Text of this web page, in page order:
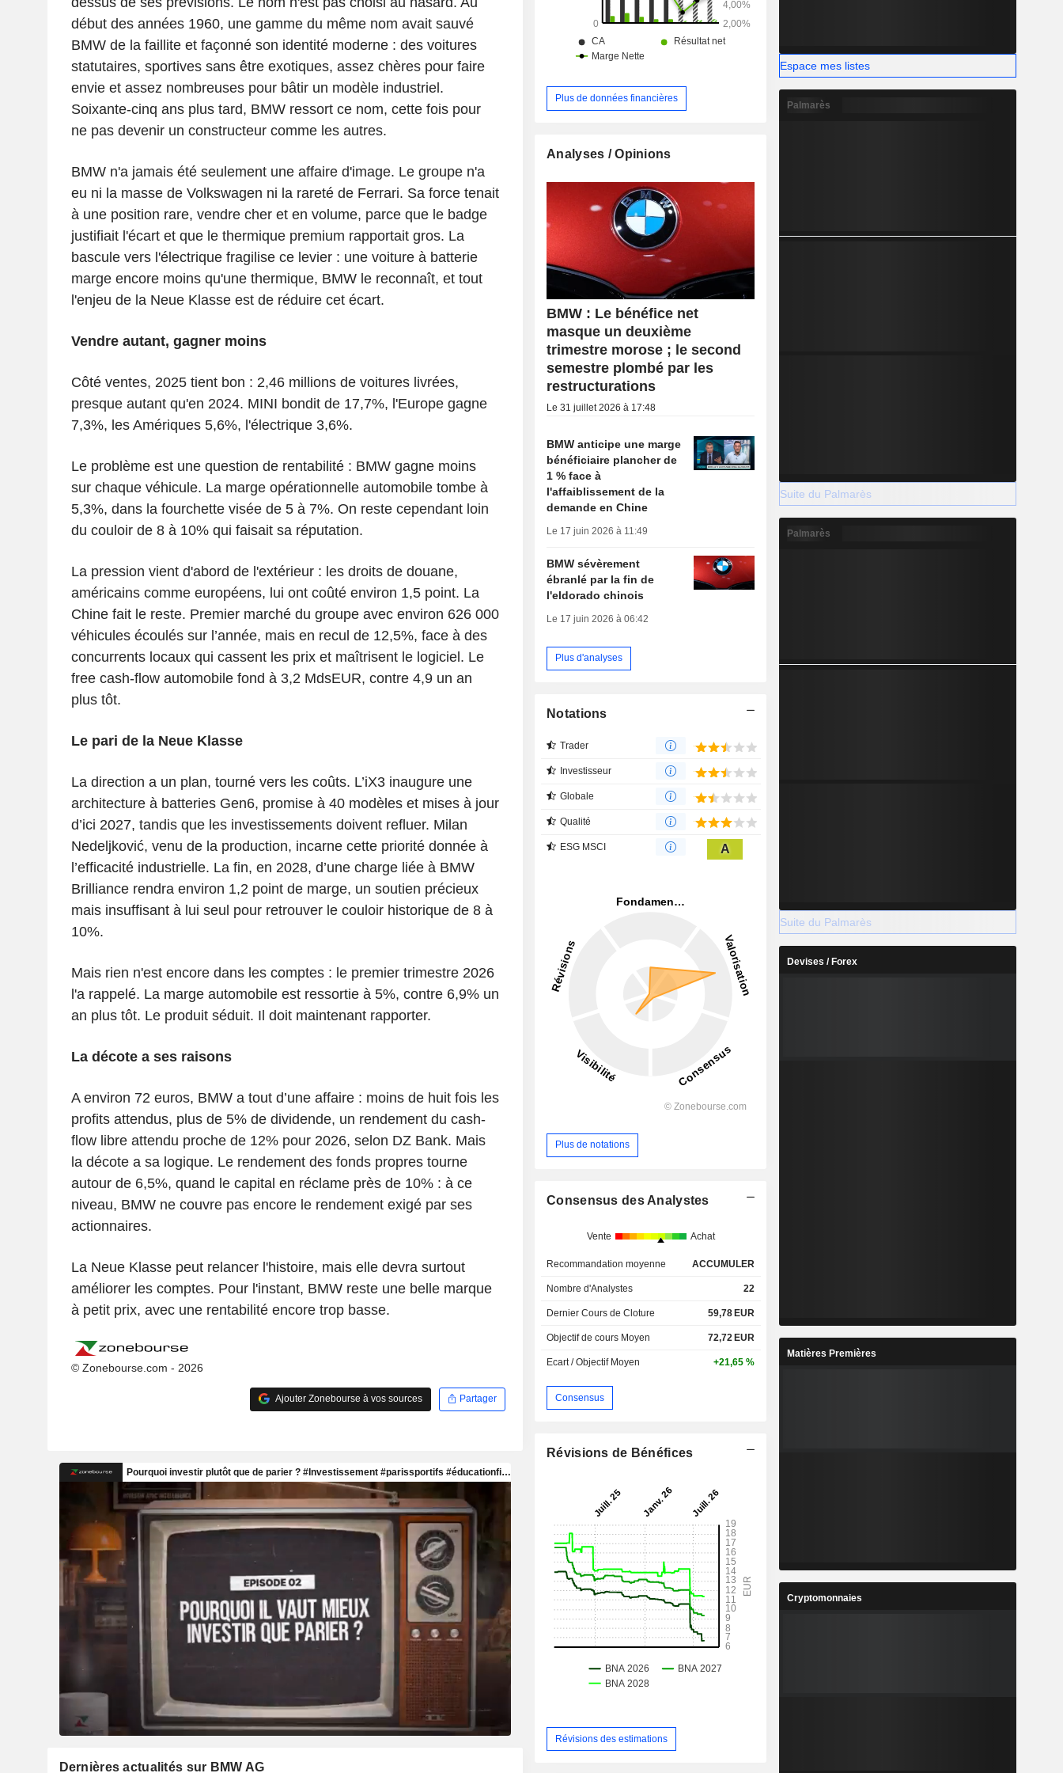
début des années 1960, une gamme du même nom avait sauvé
BMW de la faillite et façonné son identité moderne : des voitures
statutaires, sportives sans être exotiques, assez chères pour faire
envie et assez nombreuses pour bâtir un modèle industriel.
Soixante-cinq ans plus tard, BMW ressort ce nom, cette fois pour
ne pas devenir un constructeur comme les autres.
BMW n'a jamais été seulement une affaire d'image. Le groupe n'a
eu ni la masse de Volkswagen ni la rareté de Ferrari. Sa force tenait
à une position rare, vendre cher et en volume, parce que le badge
justifiait l'écart et que le thermique premium rapportait gros. La
bascule vers l'électrique fragilise ce levier : une voiture à batterie
marge encore moins qu'une thermique, BMW le reconnaît, et tout
l'enjeu de la Neue Klasse est de réduire cet écart.
Vendre autant, gagner moins
Côté ventes, 2025 tient bon : 2,46 millions de voitures livrées,
presque autant qu'en 2024. MINI bondit de 17,7%, l'Europe gagne
7,3%, les Amériques 5,6%, l'électrique 3,6%.
Le problème est une question de rentabilité : BMW gagne moins
sur chaque véhicule. La marge opérationnelle automobile tombe à
5,3%, dans la fourchette visée de 5 à 7%. On reste cependant loin
du couloir de 8 à 10% qui faisait sa réputation.
La pression vient d'abord de l'extérieur : les droits de douane,
américains comme européens, lui ont coûté environ 1,5 point. La
Chine fait le reste. Premier marché du groupe avec environ 626 000
véhicules écoulés sur l’année, mais en recul de 12,5%, face à des
concurrents locaux qui cassent les prix et maîtrisent le logiciel. Le
free cash-flow automobile fond à 3,2 MdsEUR, contre 4,9 un an
plus tôt.
Le pari de la Neue Klasse
La direction a un plan, tourné vers les coûts. L’iX3 inaugure une
architecture à batteries Gen6, promise à 40 modèles et mises à jour
d’ici 2027, tandis que les investissements doivent refluer. Milan
Nedeljković, venu de la production, incarne cette priorité donnée à
l’efficacité industrielle. La fin, en 2028, d’une charge liée à BMW
Brilliance rendra environ 1,2 point de marge, un soutien précieux
mais insuffisant à lui seul pour retrouver le couloir historique de 8 à
10%.
Mais rien n'est encore dans les comptes : le premier trimestre 2026
l'a rappelé. La marge automobile est ressortie à 5%, contre 6,9% un
an plus tôt. Le produit séduit. Il doit maintenant rapporter.
La décote a ses raisons
A environ 72 euros, BMW a tout d’une affaire : moins de huit fois les
profits attendus, plus de 5% de dividende, un rendement du cash-
flow libre attendu proche de 12% pour 2026, selon DZ Bank. Mais
la décote a sa logique. Le rendement des fonds propres tourne
autour de 6,5%, quand le capital en réclame près de 10% : à ce
niveau, BMW ne couvre pas encore le rendement exigé par ses
actionnaires.
La Neue Klasse peut relancer l'histoire, mais elle devra surtout
améliorer les comptes. Pour l'instant, BMW reste une belle marque
à petit prix, avec une rentabilité encore trop basse.
© Zonebourse.com - 2026
Ajouter Zonebourse à vos sources Partager
Dernières actualités sur BMW AG
Plus de données financières
Analyses / Opinions
BMW : Le bénéfice net
masque un deuxième
trimestre morose ; le second
semestre plombé par les
restructurations
Le 31 juillet 2026 à 17:48
BMW anticipe une marge
bénéficiaire plancher de
1 % face à
l'affaiblissement de la
demande en Chine
Le 17 juin 2026 à 11:49
BMW sévèrement
ébranlé par la fin de
l'eldorado chinois
Le 17 juin 2026 à 06:42
Plus d'analyses
Notations
Trader
Investisseur
Globale
Qualité
ESG MSCI A
Plus de notations
Consensus des Analystes
Vente Achat
Recommandation moyenne ACCUMULER
Nombre d'Analystes 22
Dernier Cours de Cloture 59,78 EUR
Objectif de cours Moyen 72,72 EUR
Ecart / Objectif Moyen +21,65 %
Consensus
Révisions de Bénéfices
Révisions des estimations
Espace mes listes
Palmarès
Suite du Palmarès
Palmarès
Suite du Palmarès
Devises / Forex
Matières Premières
Cryptomonnaies